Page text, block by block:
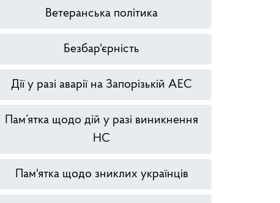
Ветеранська політика
Безбар'єрність
Дії у разі аварії на Запорізькій АЕС
Пам’ятка щодо дій у разі виникнення
НС
Пам'ятка щодо зниклих українців